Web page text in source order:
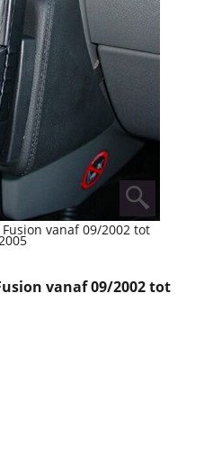
vanaf 09/2002 tot
vanaf 09/2002 tot